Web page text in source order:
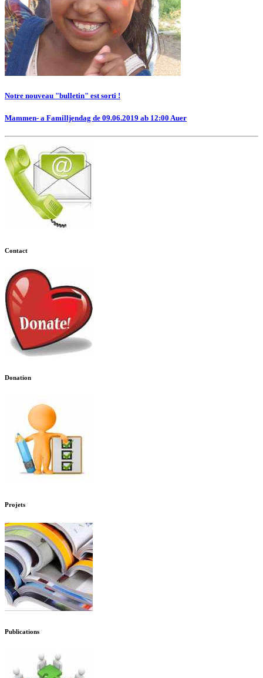
Notre nouveau "bulletin" est sorti !
Mammen- a Familljendag de 09.06.2019 ab 12:00 Auer
Contact
Donation
Projets
Publications